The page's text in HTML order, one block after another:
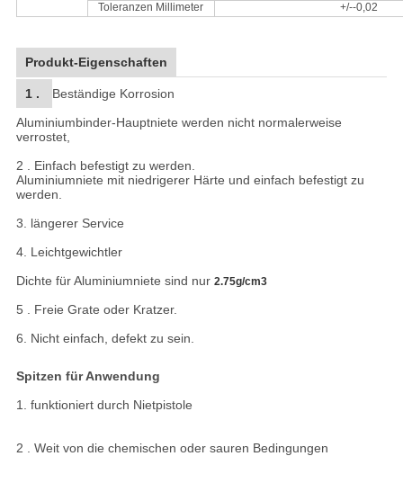
Toleranzen Millimeter
+/--0,02
Produkt-Eigenschaften
1 .
Beständige Korrosion
Aluminiumbinder-Hauptniete werden nicht normalerweise
verrostet,
2 . Einfach befestigt zu werden.
Aluminiumniete mit niedrigerer Härte und einfach befestigt zu
werden.
3. längerer Service
4. Leichtgewichtler
Dichte für Aluminiumniete sind nur 2.75g/cm3
5 . Freie Grate oder Kratzer.
6. Nicht einfach, defekt zu sein.
Spitzen für Anwendung
1. funktioniert durch Nietpistole
2 . Weit von die chemischen oder sauren Bedingungen